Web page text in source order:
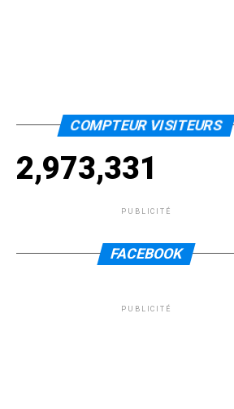
COMPTEUR VISITEURS
2,973,331
PUBLICITÉ
FACEBOOK
PUBLICITÉ